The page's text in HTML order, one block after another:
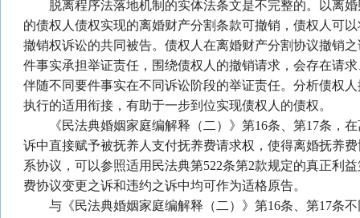
脱离程序法落地机制的实体法条文是不完整的。以离婚
的债权人债权实现的离婚财产分割条款可撤销，债权人可
撤销权诉讼的共同被告。债权人在离婚财产分割协议撤销
件事实承担举证责任，围绕债权人的撤销请求，会存在请
伴随不同要件事实在不同诉讼阶段的举证责任。分析债权
执行的适用衔接，有助于一步到位实现债权人的债权。
《民法典婚姻家庭编解释（二）》第16条、第17条，在
诉中直接赋予被抚养人支付抚养费请求权，使得离婚抚养
系协议，可以参照适用民法典第522条第2款规定的真正利
费协议变更之诉和违约之诉中均可作为适格原告。
与《民法典婚姻家庭编解释（二）》第16条、第17条不